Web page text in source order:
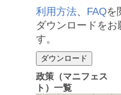
利用方法、 FAQを
ダウンロードをお
す。
政策（マニフェス
ト）一覧